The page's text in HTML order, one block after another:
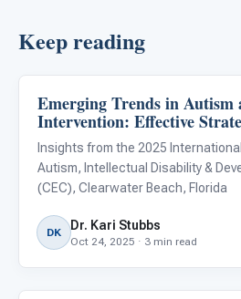
Keep reading
ABA & Therapy
Emerging Trends in Autism
Intervention: Effective
Outcomes
Insights from the 2025
Autism, Intellectual Disability &
(CEC), Clearwater Beach, Florida
DK Dr. Kari Stubbs
Oct 24, 2025 · 3 min read